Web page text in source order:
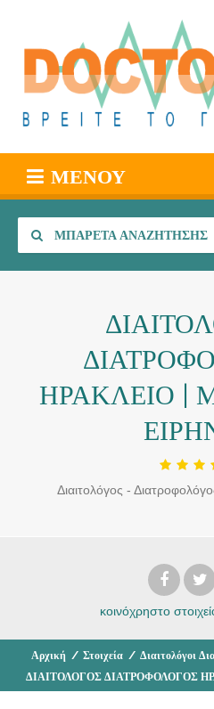
ΜΕΝΟΎ
ΜΠΑΡΈΤΑ ΑΝΑΖΉΤΗΣΗΣ
ΗΡΑΚΛΕΙΟ |
Διαιτολόγος -
κοινόχρηστο
Αρχική / Στοιχεία / Διαιτολόγοι
ΔΙΑΙΤΟΛΟΓΟΣ ΔΙΑΤΡΟΦΟΛΟΓΟΣ